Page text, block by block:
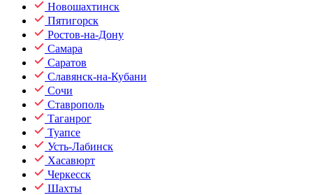
Новошахтинск
Пятигорск
Ростов-на-Дону
Самара
Саратов
Славянск-на-Кубани
Сочи
Ставрополь
Таганрог
Туапсе
Усть-Лабинск
Хасавюрт
Черкесск
Шахты